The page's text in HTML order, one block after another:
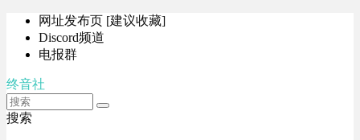
网址发布页 [建议收藏]
Discord频道
电报群
终音社
搜索